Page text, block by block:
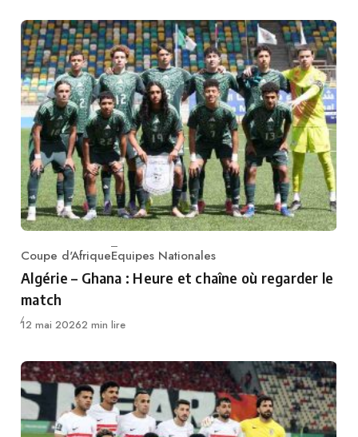
Category
Coupe d'AfriqueEquipes Nationales
Algérie – Ghana : Heure et chaîne où regarder le
match
Publié
12 mai 20262 min lire